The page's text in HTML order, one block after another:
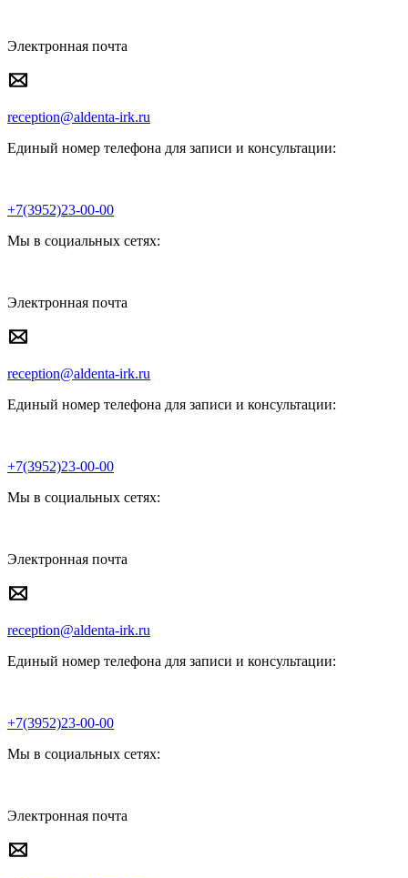
Электронная почта
reception@aldenta-irk.ru
Единый номер телефона для записи и консультации:
+7(3952)23-00-00
Мы в социальных сетях:
Электронная почта
reception@aldenta-irk.ru
Единый номер телефона для записи и консультации:
+7(3952)23-00-00
Мы в социальных сетях:
Электронная почта
reception@aldenta-irk.ru
Единый номер телефона для записи и консультации:
+7(3952)23-00-00
Мы в социальных сетях:
Электронная почта